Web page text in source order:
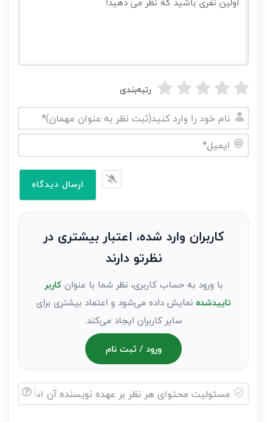
رتبه‌بندی
نام
خود
نظر
کاربران وارد شده، اعتبار بیشتری در
نظرتو دارند
با ورود به حساب کاربری، نظر شما با عنوانکاربر
تاییدشده نمایش داده می‌شود و اعتماد بیشتری برای
سایر کاربران ایجاد می‌کند.
ورود / ثبت نام